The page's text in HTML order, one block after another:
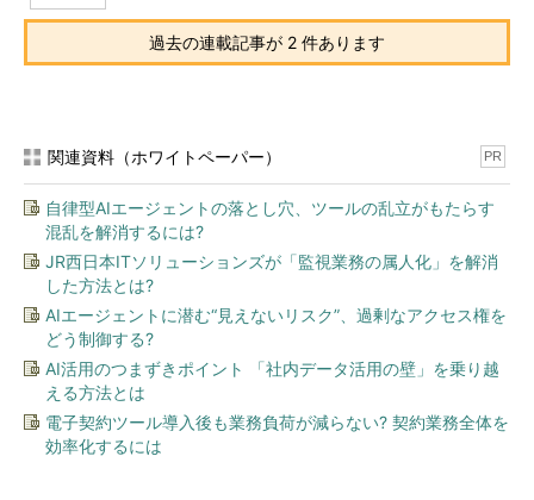
過去の連載記事が 2 件あります
関連資料（ホワイトペーパー） PR
自律型AIエージェントの落とし穴、ツールの乱立がもたらす
混乱を解消するには?
JR西日本ITソリューションズが「監視業務の属人化」を解消
した方法とは?
AIエージェントに潜む“見えないリスク”、過剰なアクセス権を
どう制御する?
AI活用のつまずきポイント 「社内データ活用の壁」を乗り越
える方法とは
電子契約ツール導入後も業務負荷が減らない? 契約業務全体を
効率化するには